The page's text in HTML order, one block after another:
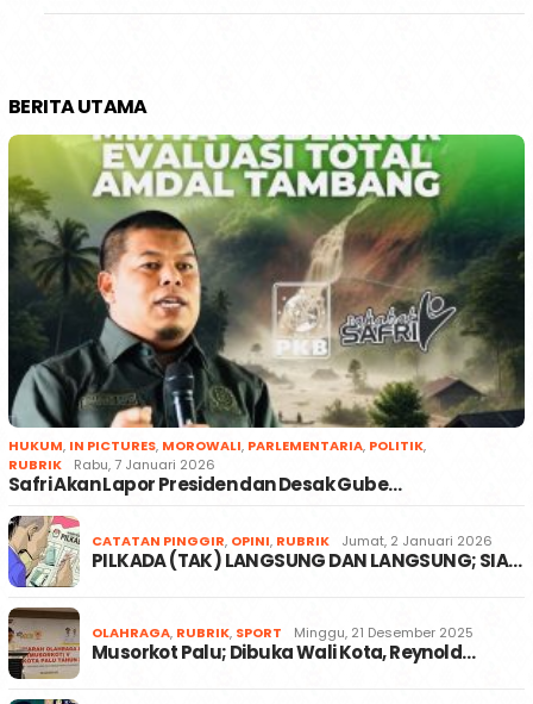
BERITA UTAMA
HUKUM, IN PICTURES, MOROWALI, PARLEMENTARIA, POLITIK,
RUBRIK
Rabu, 7 Januari 2026
Safri Akan Lapor Presiden dan Desak Gube…
CATATAN PINGGIR, OPINI, RUBRIK Jumat, 2 Januari 2026
PILKADA (TAK) LANGSUNG DAN LANGSUNG; SIA…
OLAHRAGA, RUBRIK, SPORT Minggu, 21 Desember 2025
Musorkot Palu; Dibuka Wali Kota, Reynold…